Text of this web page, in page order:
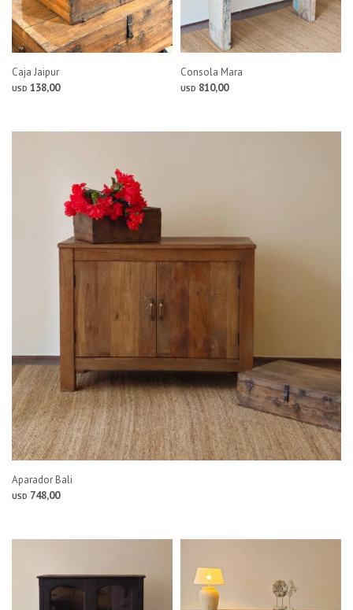
Caja Jaipur
USD 138,00
Consola Mara
USD 810,00
Aparador Bali
USD 748,00